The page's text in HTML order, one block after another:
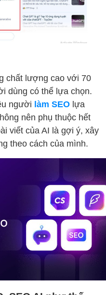
chất lượng cao với 70
dùng có thể lựa chọn.
người làm SEO lựa
nên phụ thuộc hết
viết của AI là gợi ý, xây
theo cách của mình.